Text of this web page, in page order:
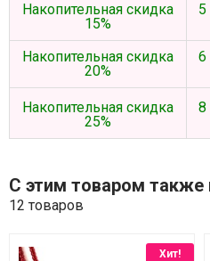
Накопительная скидка
15%
5
Накопительная скидка
20%
6
Накопительная скидка
25%
8
С этим товаром также
12 товаров
Хит!